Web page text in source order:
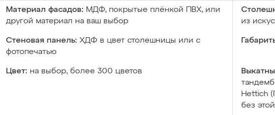
Материал фасадов: МДФ, покрытые плёнкой ПВХ, или
другой материал на ваш выбор
из
Стеновая панель: ХДФ в цвет столешницы или с
фотопечатью
Цвет: на выбор, более 300 цветов
Hettich
без